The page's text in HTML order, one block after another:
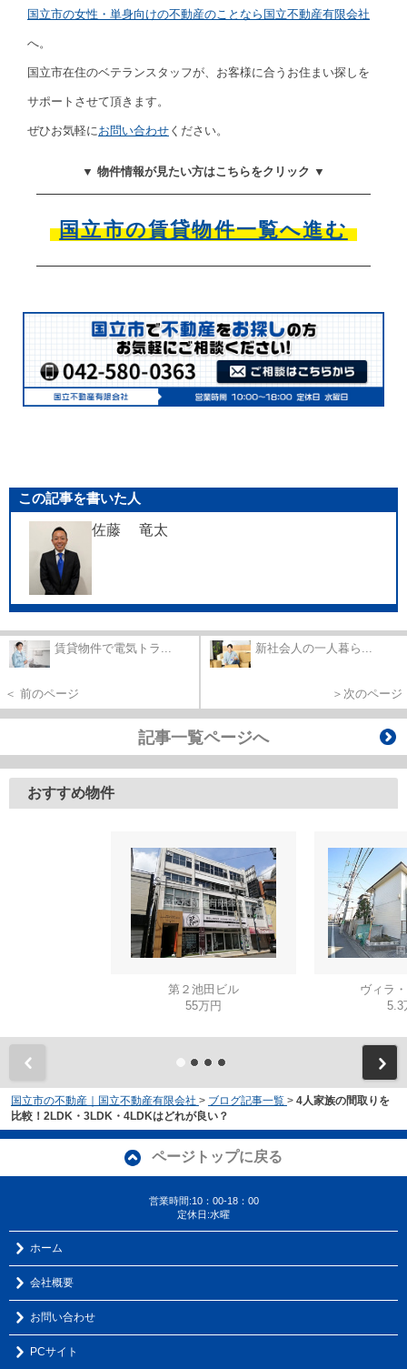
国立市の女性・単身向けの不動産のことなら国立不動産有限会社
へ。
国立市在住のベテランスタッフが、お客様に合うお住まい探しを
サポートさせて頂きます。
ぜひお気軽に お問い合わせ ください。
▼ 物件情報が見たい方はこちらをクリック ▼
国立市の賃貸物件一覧へ進む
この記事を書いた人
佐藤 竜太
賃貸物件で電気トラ...
＜ 前のページ
新社会人の一人暮ら...
＞次のページ
記事一覧ページへ
おすすめ物件
第２池田ビル
55万円
ヴィラ
5.3
国立市の不動産｜国立不動産有限会社 > ブログ記事一覧 > 4人家族の間取りを
比較！2LDK・3LDK・4LDKはどれが良い？
ページトップに戻る
営業時間:10：00-18：00
定休日:水曜
ホーム
会社概要
お問い合わせ
PCサイト